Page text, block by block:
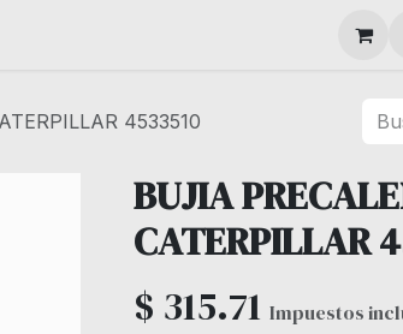
4533510
BUJIA
CATERPILLAR
$ 315.71 Impuestos